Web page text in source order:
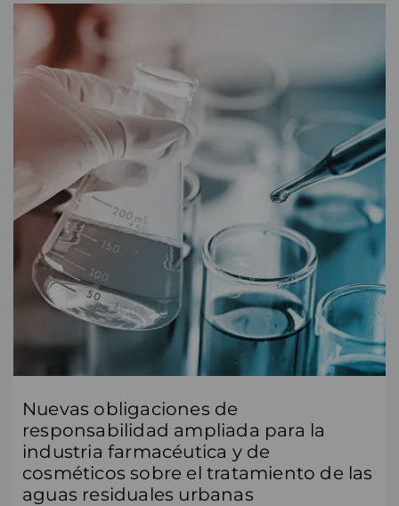
Nuevas obligaciones de
responsabilidad ampliada para la
industria farmacéutica y de
cosméticos sobre el tratamiento de las
aguas residuales urbanas